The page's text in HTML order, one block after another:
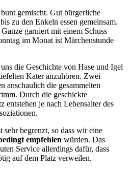
gemischt. Gut bürgerliche
zu den Enkeln essen gemeinsam.
garniert mit einem Schuss
im Monat ist Märchenstunde
die Geschichte von Hase und Igel
Kater anzuhören. Zwei
anschaulich die gesammelten
Durch die geschickte
entstehen je nach Lebensalter des
begrenzt, so dass wir eine
empfehlen würden. Das
Service allerdings dafür, dass
auf dem Platz verweilen.